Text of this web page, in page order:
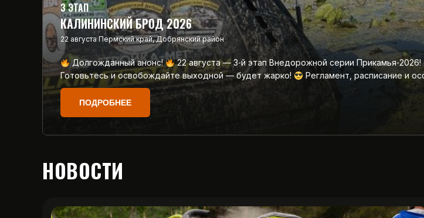
3 ЭТАП
КАЛИНИНСКИЙ БРОД 2026
22 августа Пермский край, Добрянский район
Долгожданный анонс! 22 августа — 3‑й этап Внедорожной серии Прикамья‑2026!
Готовьтесь и освобождайте выходной — будет жарко!
Регламент, расписание и
ПОДРОБНЕЕ
НОВОСТИ